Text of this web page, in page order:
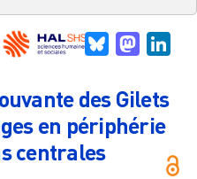
Bluesky
des Gilets
en périphérie
centrales